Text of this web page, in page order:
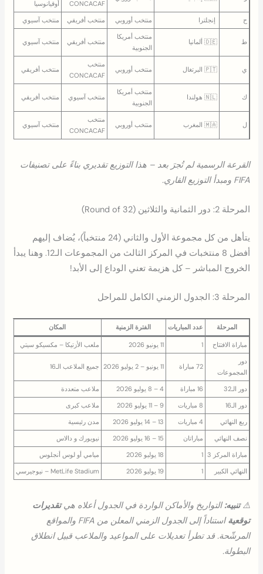
CONCACAF
أوقيانوسيا
ح
󠁧󠁢󠁥󠁮󠁧󠁿 إنجلترا منتخب أوروبي منتخب أفريقي منتخب آسيوي
ط 🇩🇪 ألمانيا
منتخب أمريكا
الجنوبية
منتخب أفريقي منتخب آسيوي
ي 🇵🇹 البرتغال منتخب أوروبي
منتخب
CONCACAF
منتخب أفريقي
ك 🇳🇱 هولندا
منتخب أمريكا
الجنوبية
منتخب آسيوي منتخب أفريقي
ل 🇲🇦 المغرب منتخب أوروبي
منتخب
CONCACAF
منتخب آسيوي
القرعة الرسمية لم تُجرَ بعد – هذا التوزيع تقديري بناءً على تصنيفات
FIFA ومبدأ التوزيع القاري.
المرحلة 2: دور الثمانية والثلاثين (Round of 32)
يتأهل من كل مجموعة الأول والثاني (24 منتخباً)، يُضاف إليهم
أفضل 8 منتخبات في المركز الثالث من المجموعات الـ12. وهنا يبدأ
الخروج المباشر – كل هزيمة تعني الوداع إلى الأبد!
المرحلة 3: الجدول الزمني الكامل للمراحل
المرحلة عدد المباريات الفترة الزمنية المكان
مباراة الافتتاح 1 11 يونيو 2026
ملعب الأزتيكا – مكسيكو سيتي
دور
المجموعات
72 مباراة 11 يونيو – 2 يوليو 2026 جميع الملاعب الـ16
دور الـ32 16 مباراة 4 – 8 يوليو 2026
ملاعب متعددة
دور الـ16
8 مباريات 9 – 11 يوليو 2026
ملاعب كبرى
ربع النهائي
4 مباريات 13 – 14 يوليو 2026
مدن رئيسية
نصف النهائي
مباراتان 15 – 16 يوليو 2026
نيويورك و دالاس
مباراة المركز 3
1 18 يوليو 2026
ميامي أو لوس أنجلوس
النهائي الكبير
1 19 يوليو 2026 MetLife Stadium – نيوجيرسي
⚠️تنبيه:التواريخ والأماكن الواردة في الجدول أعلاه هيتقديرات
توقعية
استناداً إلى الجدول الزمني المعلن من FIFA والمواقع
المرشّحة. قد تطرأ تعديلات على المواعيد والملاعب قبيل انطلاق
البطولة.